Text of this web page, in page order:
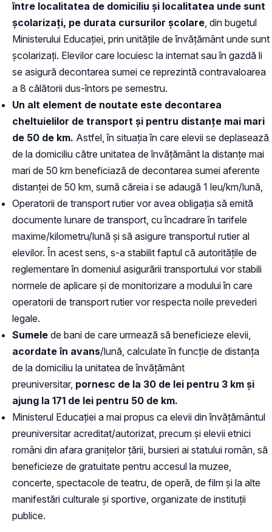
între localitatea de domiciliu și localitatea unde sunt
școlarizați, pe durata cursurilor școlare , din bugetul
Ministerului Educației, prin unitățile de învățământ unde sunt
școlarizați. Elevilor care locuiesc la internat sau în gazdă li
se asigură decontarea sumei ce reprezintă contravaloarea
a 8 călătorii dus-întors pe semestru.
Un alt element de noutate este decontarea
cheltuielilor de transport și pentru distanțe mai mari
de 50 de km. Astfel, în situația în care elevii se deplasează
de la domiciliu către unitatea de învățământ la distanțe mai
mari de 50 km beneficiază de decontarea sumei aferente
distanței de 50 km, sumă căreia i se adaugă 1 leu/km/lună,
Operatorii de transport rutier vor avea obligația să emită
documente lunare de transport, cu încadrare în tarifele
maxime/kilometru/lună și să asigure transportul rutier al
elevilor. În acest sens, s-a stabilit faptul că autoritățile de
reglementare în domeniul asigurării transportului vor stabili
normele de aplicare și de monitorizare a modului în care
operatorii de transport rutier vor respecta noile prevederi
legale.
Sumele de bani de care urmează să beneficieze elevii,
acordate în avans/lună, calculate în funcție de distanța
de la domiciliu la unitatea de învățământ
preuniversitar, pornesc de la 30 de lei pentru 3 km și
ajung la 171 de lei pentru 50 de km.
Ministerul Educației a mai propus ca elevii din învățământul
preuniversitar acreditat/autorizat, precum și elevii etnici
români din afara granițelor țării, bursieri ai statului român, să
beneficieze de gratuitate pentru accesul la muzee,
concerte, spectacole de teatru, de operă, de film și la alte
manifestări culturale și sportive, organizate de instituții
publice.